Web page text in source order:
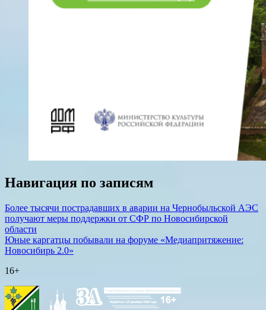
Навигация по записям
Более тысячи пострадавших в аварии на Чернобыльской АЭС
получают меры поддержки от СФР по Новосибирской
области
Юные каргатцы побывали на форуме «Медиапритяжение:
Новосибирь 2.0»
16+